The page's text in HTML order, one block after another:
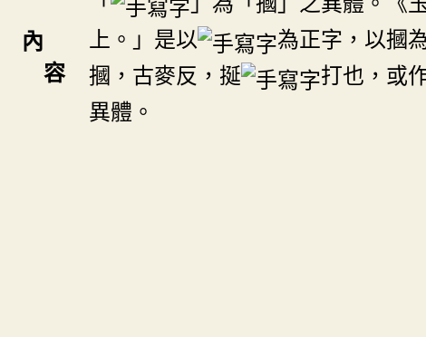
內
容
上。」是以
為正字，以摑
摑，古麥反，挻
打也，或
異體。